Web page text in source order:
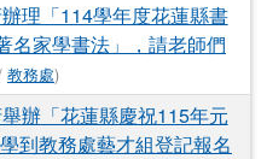
理「114學年度花蓮縣書
名家學書法」，請老師們
教務處)
辦「花蓮縣慶祝115年元
到教務處藝才組登記報名